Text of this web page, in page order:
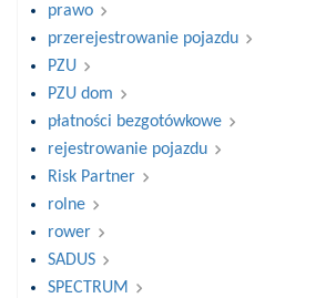
prawo
przerejestrowanie pojazdu
PZU
PZU dom
płatności bezgotówkowe
rejestrowanie pojazdu
Risk Partner
rolne
rower
SADUS
SPECTRUM